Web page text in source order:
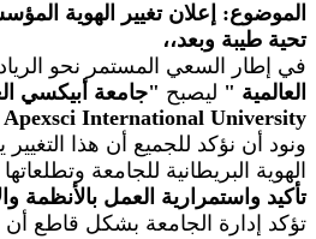
الموضوع: إعلان تغيير الهوية
تحية طيبة وبعد،،
في إطار السعي المستمر نحو
العالمية " ليصبح "جامعة أبيكسي
International University
Apexsci
ونود أن نؤكد للجميع أن هذا
الهوية البريطانية للجامعة
تأكيد واستمرارية العمل بالأنظمة
تؤكد إدارة الجامعة بشكل قاطع أن